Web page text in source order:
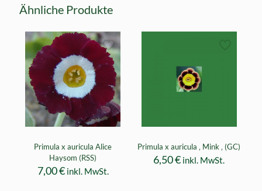
Ähnliche Produkte
Primula x auricula Alice
Haysom (RSS)
7,00€ inkl. MwSt.
Primula x auricula ‚ Mink ‚ (GC)
6,50€ inkl. MwSt.